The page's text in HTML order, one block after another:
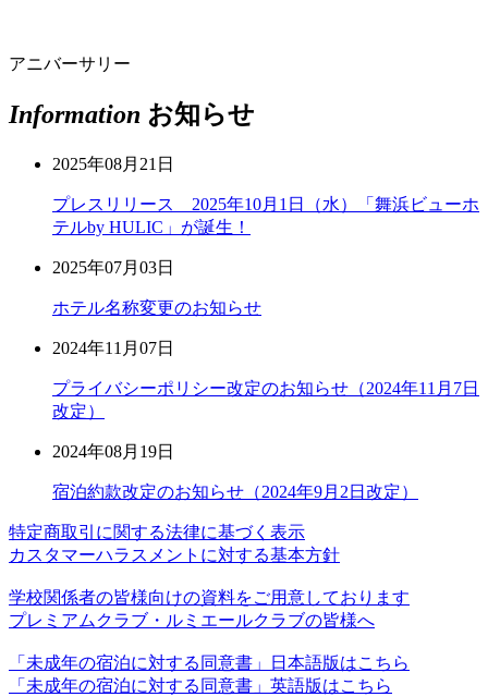
アニバーサリー
Information お知らせ
2025年08月21日
プレスリリース 2025年10月1日（水）「舞浜ビューホ
テルby HULIC」が誕生！
2025年07月03日
ホテル名称変更のお知らせ
2024年11月07日
プライバシーポリシー改定のお知らせ（2024年11月7日
改定）
2024年08月19日
宿泊約款改定のお知らせ（2024年9月2日改定）
特定商取引に関する法律に基づく表示
カスタマーハラスメントに対する基本方針
学校関係者の皆様向けの資料をご用意しております
プレミアムクラブ・ルミエールクラブの皆様へ
「未成年の宿泊に対する同意書」日本語版はこちら
「未成年の宿泊に対する同意書」英語版はこちら